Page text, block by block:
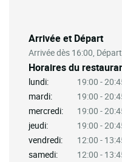
Arrivée et Départ
Arrivée dès 16:00,
Horaires du
lundi:
19:00 -
mardi:
19:00 -
mercredi:
19:00 -
jeudi:
19:00 -
vendredi:
12:00 -
samedi:
12:00 -